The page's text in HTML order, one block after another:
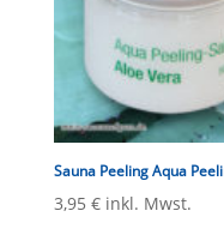
Sauna Peeling Aqua
3,95 € inkl. Mwst.